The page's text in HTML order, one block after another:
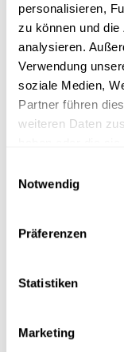
personalisieren,
zu können und
analysieren.
Verwendung
soziale Medien,
Partner führen
weiteren Daten
Notwendig
Präferenzen
Statistiken
Marketing
Archivbestand
Download
Metadaten
Verortung
Politik ,